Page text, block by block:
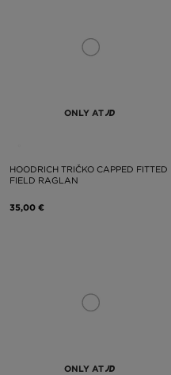
ONLY AT
HOODRICH TRIČKO CAPPED FITTED
FIELD RAGLAN
35,00 €
ONLY AT